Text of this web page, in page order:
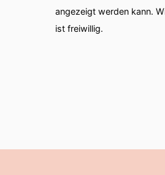
angezeigt werden kann.
ist freiwillig.